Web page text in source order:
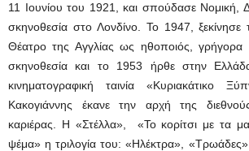
11 Ιουνίου του 1921, και σπούδασε Νομική,
σκηνοθεσία στο Λονδίνο. Το 1947, ξεκίνησε
Θέατρο της Αγγλίας ως ηθοποιός, γρήγορα
σκηνοθεσία και το 1953 ήρθε στην
κινηματογραφική ταινία «Κυριακάτικο
Κακογιάννης έκανε την αρχή της
καριέρας. Η «Στέλλα», «Το κορίτσι με τα
ψέμα» η τριλογία του: «Ηλέκτρα», «Τρωάδες»